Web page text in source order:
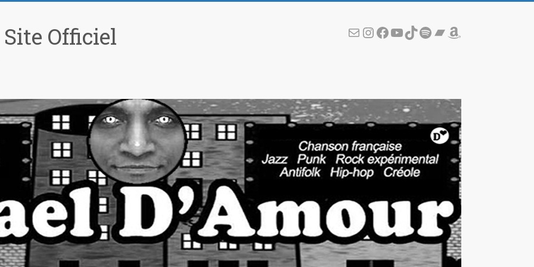
Officiel Écris-moi ! Instagram
Facebook
YouTube
TikTok
Spotify
Bandcamp
Amazon